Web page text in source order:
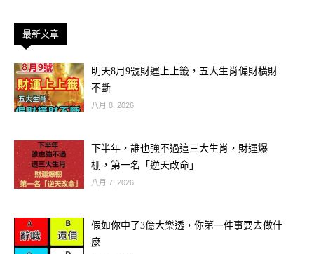
投資，都可以把握這股能量，收穫絕對
不會讓你失望！
✅ 小提醒：今天想轉運，記得這幾件
事！
早上曬太陽 3 分鐘：吸收立秋的第一道
陽氣，為自己充電。
寫下願望清單：天赦日宇宙願望最容易
被實現，別怕大膽寫下你的夢想！
最新文章
明天8月9號財運上上籤，五大生肖偏財橫財
不斷
八月 8, 2026
下半年，誰也強不過這三大生肖，財運爆
棚，第一名「逆天改命」
八月 7, 2026
假如你中了3億大樂透，你第一件事要去做什
麼